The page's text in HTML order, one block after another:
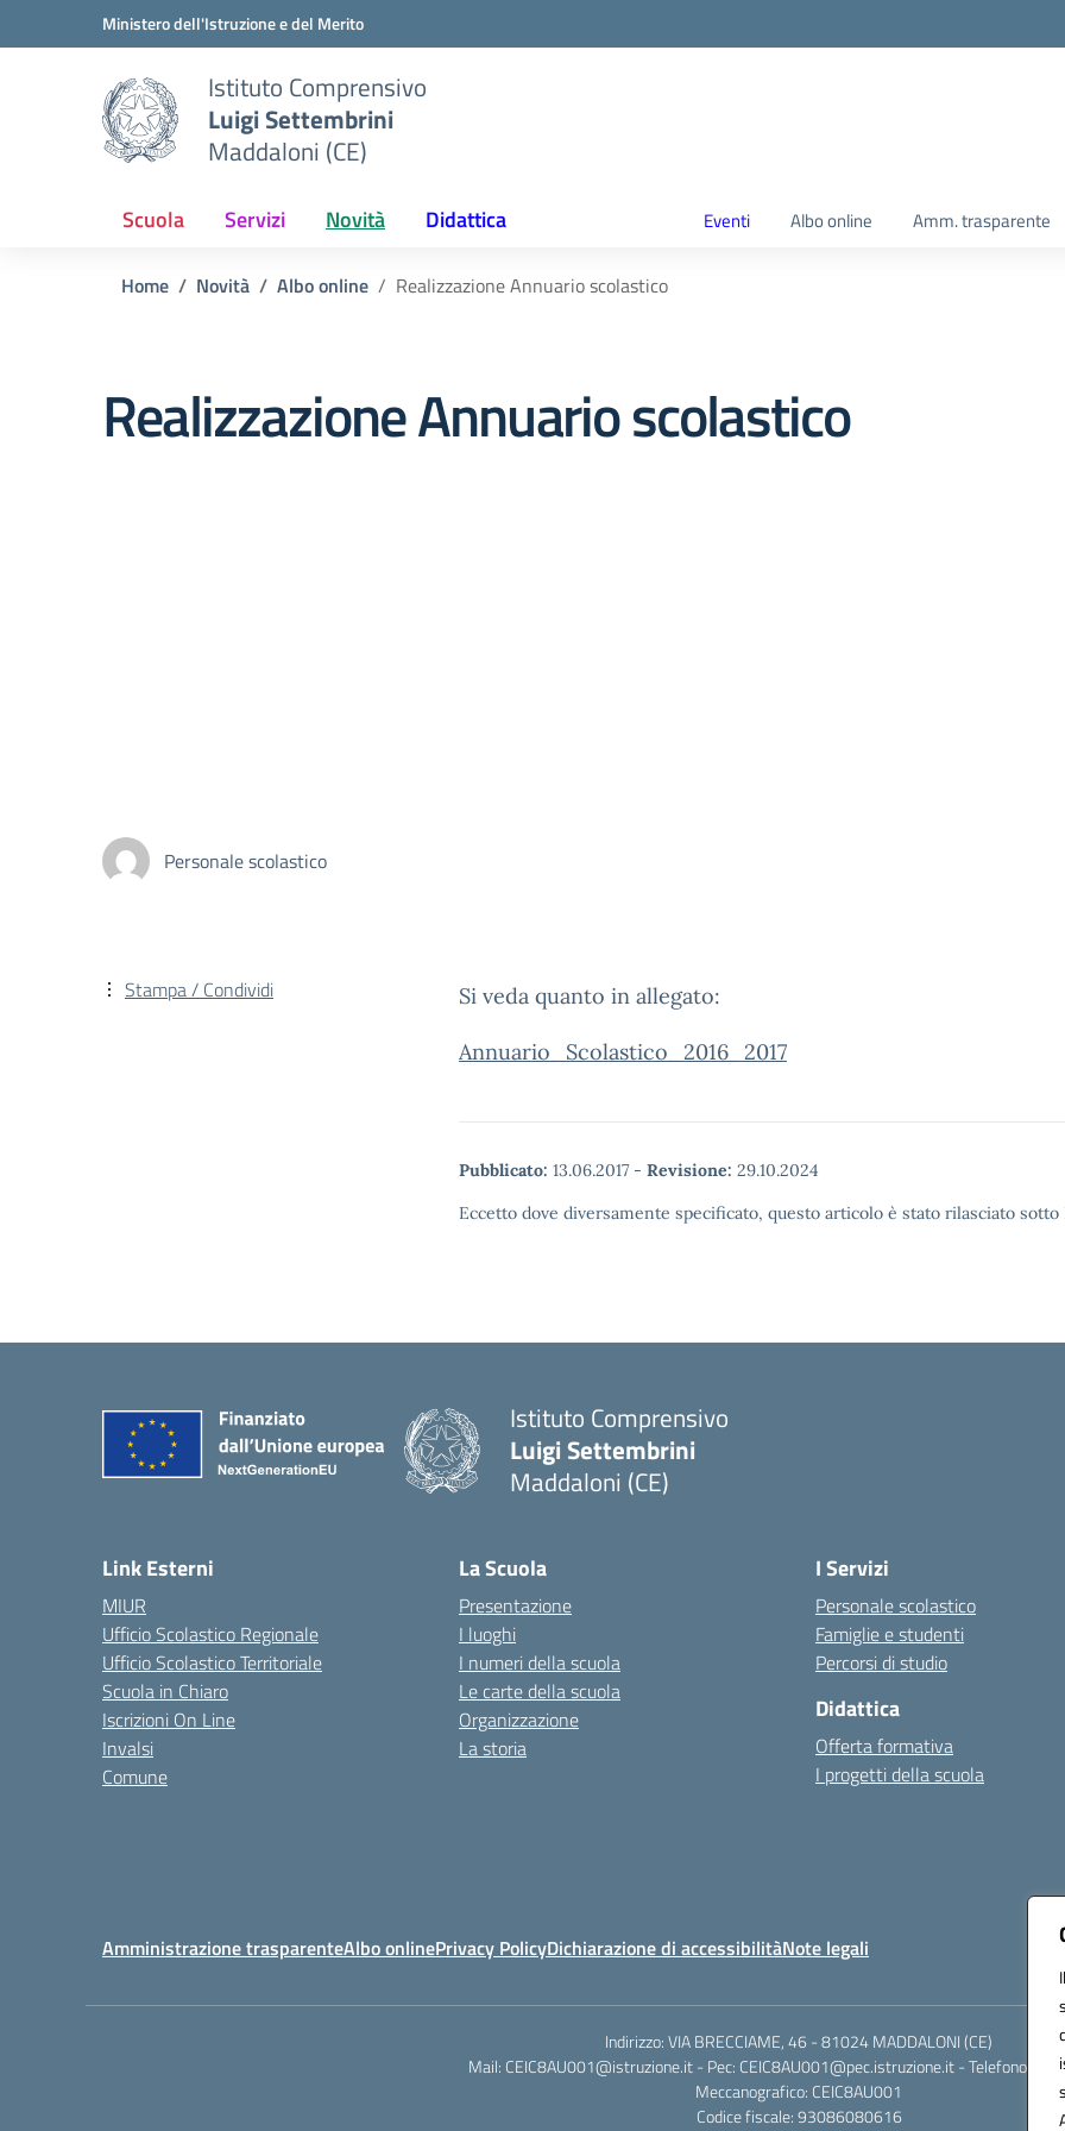
Vai ai contenuti
Vai al menu di navigazioneMinistero dell'Istruzione e del Merito
Istituto Comprensivo
Luigi Settembrini
Maddaloni (CE)
Scuola Servizi Novità Didattica Eventi Albo online Amm. trasparente
Home Novità Albo online Realizzazione Annuario scolastico
Realizzazione Annuario scolastico
Personale scolastico
Si veda quanto in allegato:
Annuario_Scolastico_2016_2017
Pubblicato: 13.06.2017 - Revisione: 29.10.2024
Eccetto dove diversamente specificato, questo articolo è stato rilasciato
Stampa / Condividi
Istituto Comprensivo
Luigi Settembrini
Maddaloni (CE)
Link Esterni
MIUR
Ufficio Scolastico Regionale
Ufficio Scolastico Territoriale
Scuola in Chiaro
Iscrizioni On Line
Invalsi
Comune
La Scuola
Presentazione
I luoghi
I numeri della scuola
Le carte della scuola
Organizzazione
La storia
I Servizi
Personale scolastico
Famiglie e studenti
Percorsi di studio
Didattica
Offerta formativa
I progetti della scuola
Amministrazione trasparenteAlbo onlinePrivacy PolicyDichiarazione di accessibilitàNote legali
Indirizzo: VIA BRECCIAME, 46 - 81024 MADDALONI (CE)
Mail: CEIC8AU001@istruzione.it - Pec: CEIC8AU001@pec.istruzione.it - Telefono:
Meccanografico: CEIC8AU001
Codice fiscale: 93086080616